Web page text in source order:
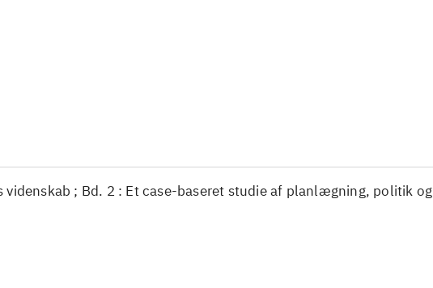
videnskab ; Bd. 2 : Et case-baseret studie af planlægning, politik og